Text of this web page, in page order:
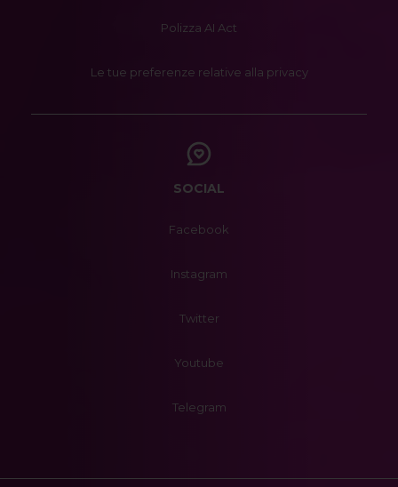
Polizza AI Act
Le tue preferenze relative alla privacy
SOCIAL
Facebook
Instagram
Twitter
Youtube
Telegram